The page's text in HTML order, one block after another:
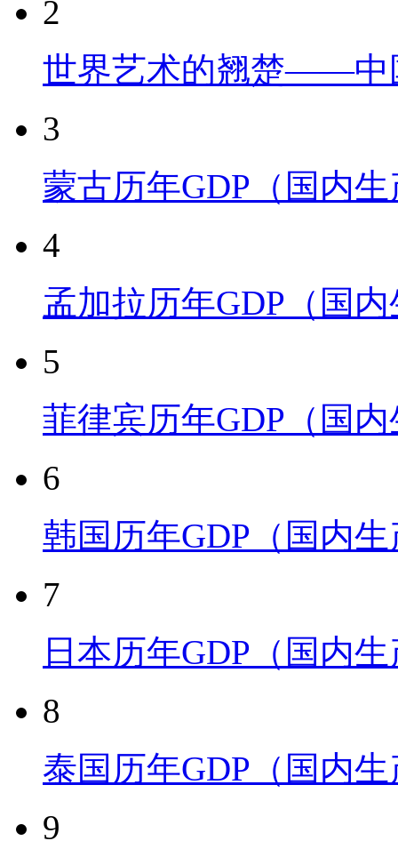
2
世界艺术的翘楚——中
3
蒙古历年GDP（国内
4
孟加拉历年GDP（国
5
菲律宾历年GDP（国
6
韩国历年GDP（国内
7
日本历年GDP（国内
8
泰国历年GDP（国内
9